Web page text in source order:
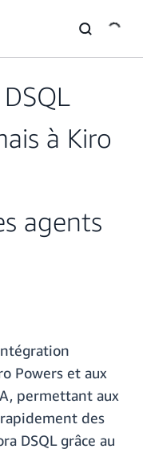
à Kiro
agents
Powers et aux
permettant aux
des
DSQL grâce au